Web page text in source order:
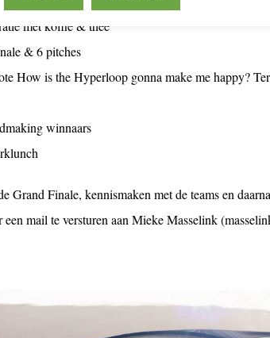
met koffie & thee
& 6 pitches
How is the Hyperloop gonna make me happy?
winnaars
Grand Finale, kennismaken met de teams en
een mail te versturen aan Mieke Masselink